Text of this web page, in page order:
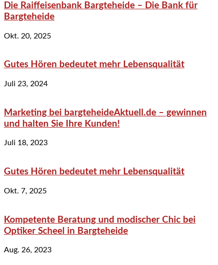
Die Raiffeisenbank Bargteheide – Die Bank für
Bargteheide
Okt. 20, 2025
Gutes Hören bedeutet mehr Lebensqualität
Juli 23, 2024
Marketing bei bargteheideAktuell.de – gewinnen
und halten Sie Ihre Kunden!
Juli 18, 2023
Gutes Hören bedeutet mehr Lebensqualität
Okt. 7, 2025
Kompetente Beratung und modischer Chic bei
Optiker Scheel in Bargteheide
Aug. 26, 2023